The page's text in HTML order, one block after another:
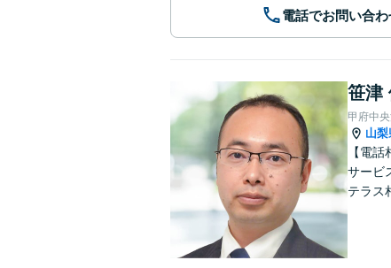
電話でお問い合わ
笹津
甲府中
山梨
【電
サービ
テラス